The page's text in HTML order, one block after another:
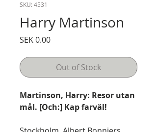
SKU: 4531
Harry Martinson
SEK 0.00Price
Out of Stock
Martinson, Harry: Resor utan
mål. [Och:] Kap farväl!